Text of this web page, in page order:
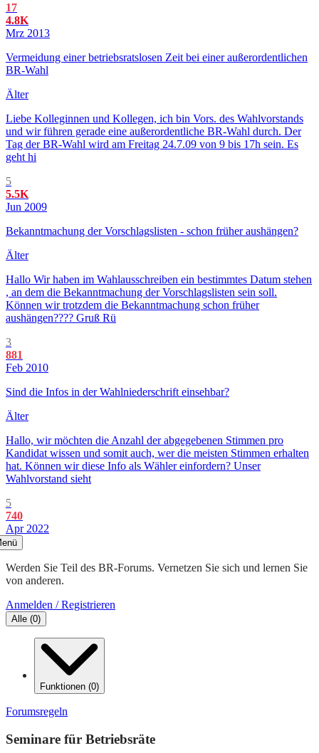
17
4.8K
Mrz 2013
Vermeidung einer betriebsratslosen Zeit bei einer außerordentlichen
BR-Wahl
Älter
Liebe Kolleginnen und Kollegen, ich bin Vors. des Wahlvorstands
und wir führen gerade eine außerordentliche BR-Wahl durch. Der
Tag der BR-Wahl wird am Freitag 24.7.09 von 9 bis 17h sein. Es
geht hi
5
5.5K
Jun 2009
Bekanntmachung der Vorschlagslisten - schon früher aushängen?
Älter
Hallo Wir haben im Wahlausschreiben ein bestimmtes Datum stehen
, an dem die Bekanntmachung der Vorschlagslisten sein soll.
Können wir trotzdem die Bekanntmachung schon früher
aushängen???? Gruß Rü
3
881
Feb 2010
Sind die Infos in der Wahlniederschrift einsehbar?
Älter
Hallo, wir möchten die Anzahl der abgegebenen Stimmen pro
Kandidat wissen und somit auch, wer die meisten Stimmen erhalten
hat. Können wir diese Info als Wähler einfordern? Unser
Wahlvorstand sieht
5
740
Apr 2022
Werden Sie Teil des BR-Forums. Vernetzen Sie sich und lernen Sie
von anderen.
Anmelden / Registrieren
Alle (0)
Funktionen (0)
Forumsregeln
Seminare für Betriebsräte